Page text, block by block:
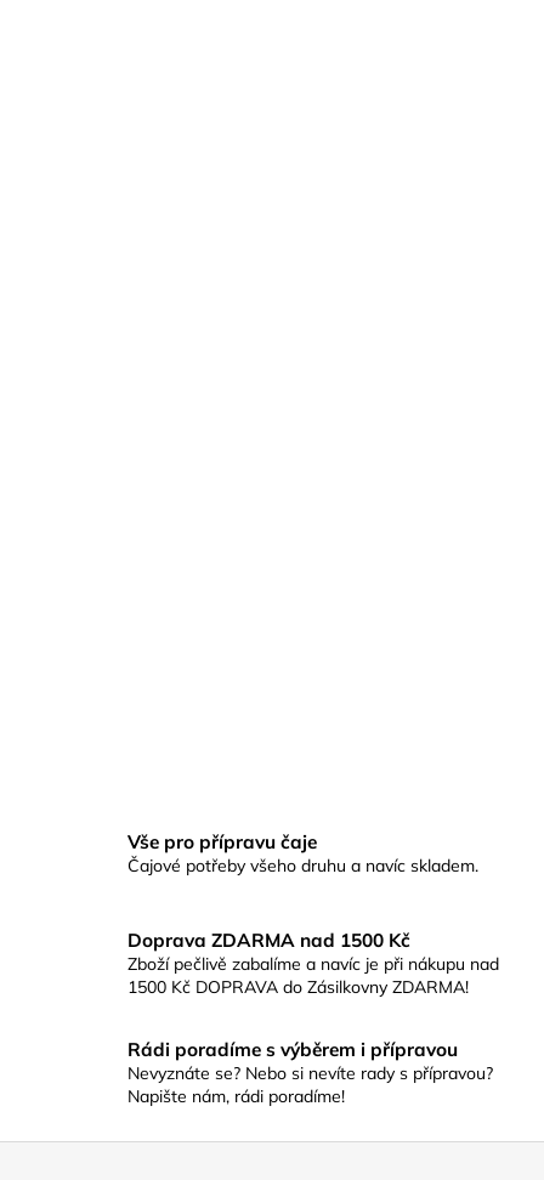
Vše pro přípravu čaje
Čajové potřeby všeho druhu a navíc skladem.
Doprava ZDARMA nad 1500 Kč
Zboží pečlivě zabalíme a navíc je při nákupu nad
1500 Kč DOPRAVA do Zásilkovny ZDARMA!
Rádi poradíme s výběrem i přípravou
Nevyznáte se? Nebo si nevíte rady s přípravou?
Napište nám, rádi poradíme!